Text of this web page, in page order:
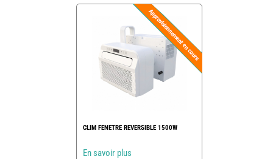
CLIM FENETRE REVERSIBLE 1500W
En savoir plus